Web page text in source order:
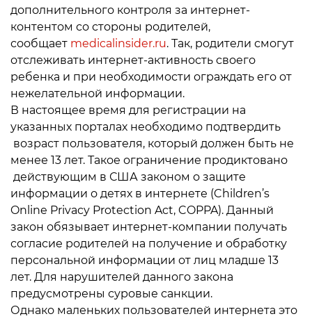
дополнительного контроля за интернет-
контентом со стороны родителей,
сообщает medicalinsider.ru. Так, родители смогут
отслеживать интернет-активность своего
ребенка и при необходимости ограждать его от
нежелательной информации.
В настоящее время для регистрации на
указанных порталах необходимо подтвердить
возраст пользователя, который должен быть не
менее 13 лет. Такое ограничение продиктовано
действующим в США законом о защите
информации о детях в интернете (Children’s
Online Privacy Protection Act, COPPA). Данный
закон обязывает интернет-компании получать
согласие родителей на получение и обработку
персональной информации от лиц младше 13
лет. Для нарушителей данного закона
предусмотрены суровые санкции.
Однако маленьких пользователей интернета это